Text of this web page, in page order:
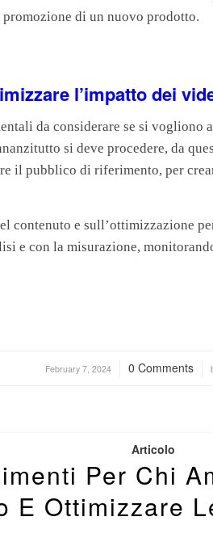
di un nuovo prodotto.
l’impatto dei
da considerare se si vogliono
si deve procedere, da
il pubblico di riferimento, per
contenuto e sull’ottimizzazione
e con la misurazione,
February 7, 2024
/ 0 Comments
/
Articolo
Per Chi
E Ottimizzare